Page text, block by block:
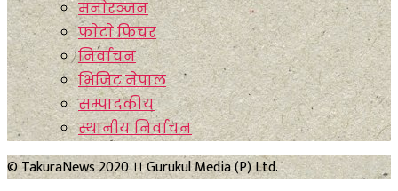
मनाेरञ्जन
फाेटाे फिचर
निर्वाचन
भिजिट नेपाल
सम्पादकीय
स्थानीय निर्वाचन
© TakuraNews 2020 ।। Gurukul Media (P) Ltd.